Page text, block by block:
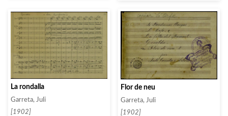
La rondalla
Garreta, Juli
[1902]
Flor de neu
Garreta, Juli
[1902]